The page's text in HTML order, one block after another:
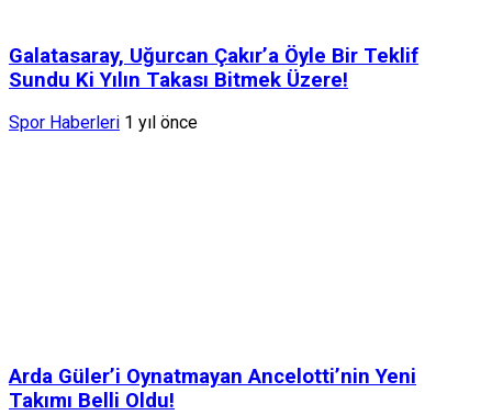
Galatasaray, Uğurcan Çakır’a Öyle Bir Teklif
Sundu Ki Yılın Takası Bitmek Üzere!
Spor Haberleri 1 yıl önce
Arda Güler’i Oynatmayan Ancelotti’nin Yeni
Takımı Belli Oldu!